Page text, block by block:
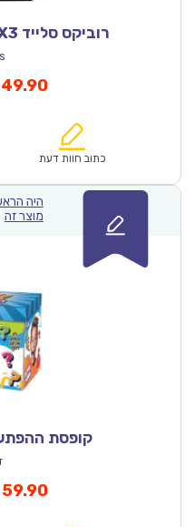
רוביקס סלייד 3X3 מקורית (Rubik’s)
₪71.00.
49.90המחיר
הוא:
כתוב חוות דעת
היה
מוצר זה
קופסת
59.90המחיר